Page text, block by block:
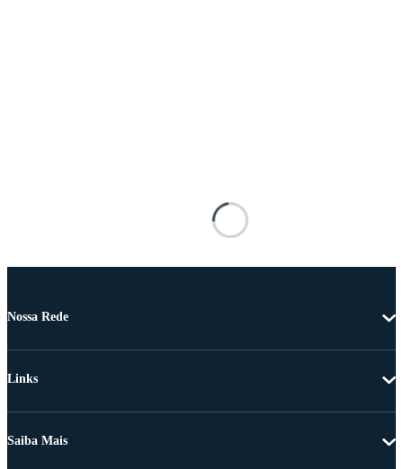
Nossa Rede
Links
Saiba Mais